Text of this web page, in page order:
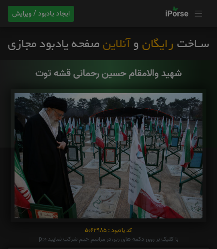
ایجاد یادبود / ویرایش
شهید والامقام حسین رحمانی قشه توت
کد یادبود : 5062985
با کلیک بر روی دکمه های زیر،در مراسم ختم شرکت نمایید p:0